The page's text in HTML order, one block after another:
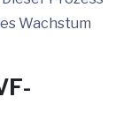
Wachstum